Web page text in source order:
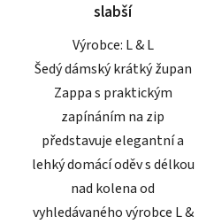
slabší
Výrobce: L & L
Šedý dámský krátký župan
Zappa s praktickým
zapínáním na zip
představuje elegantní a
lehký domácí oděv s délkou
nad kolena od
vyhledávaného výrobce L &